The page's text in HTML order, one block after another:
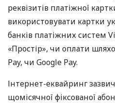
реквізитів платіжної
використовувати картки
банків платіжних систем
«Простір», чи оплати
Pay, чи Google Pay.
Інтернет-еквайринг
щомісячної фіксованої